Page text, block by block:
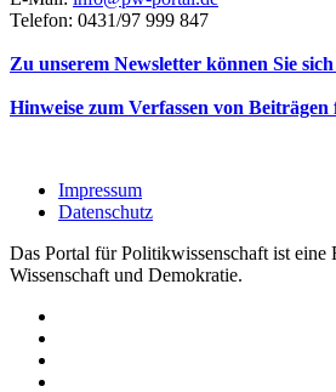
Telefon: 0431/97 999 847
Zu unserem Newsletter können Sie
Hinweise zum Verfassen von Beiträgen
Impressum
Datenschutz
Das Portal für Politikwissenschaft ist
Wissenschaft und Demokratie.